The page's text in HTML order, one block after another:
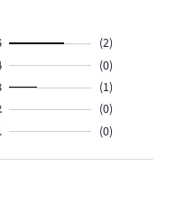
(2)
(0)
(1)
(0)
(0)